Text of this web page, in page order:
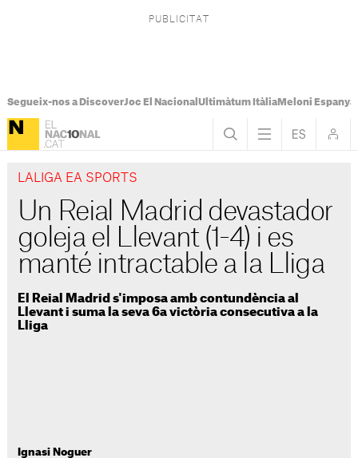
Segueix-nos a DiscoverJoc El Nacional Ultimàtum ItàliaMeloni Espanya
LALIGA EA SPORTS
Un Reial Madrid devastador
goleja el Llevant (1-4) i es
manté intractable a la Lliga
El Reial Madrid s'imposa amb contundència al
Llevant i suma la seva 6a victòria consecutiva a la
Lliga
Ignasi Noguer